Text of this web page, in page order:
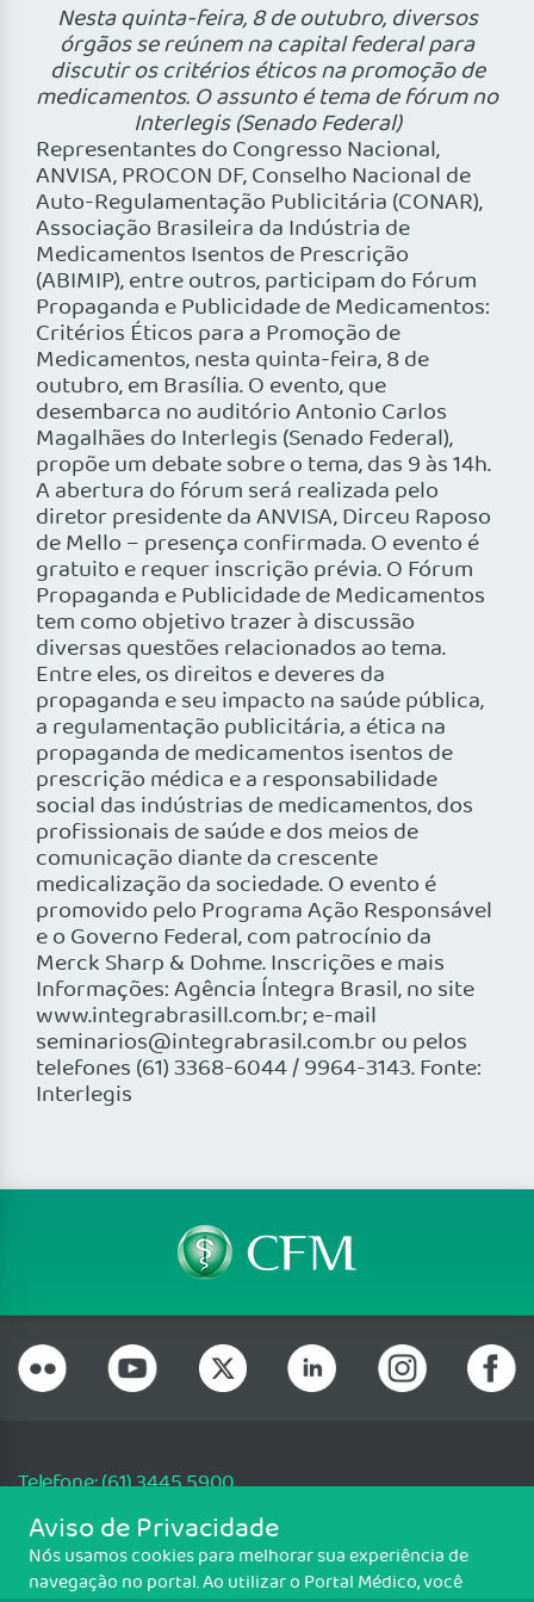
Nesta quinta-feira, 8 de outubro, diversos
órgãos se reúnem na capital federal para
discutir os critérios éticos na promoção de
medicamentos. O assunto é tema de fórum no
Interlegis (Senado Federal)
Representantes do Congresso Nacional,
ANVISA, PROCON DF, Conselho Nacional de
Auto-Regulamentação Publicitária (CONAR),
Associação Brasileira da Indústria de
Medicamentos Isentos de Prescrição
(ABIMIP), entre outros, participam do Fórum
Propaganda e Publicidade de Medicamentos:
Critérios Éticos para a Promoção de
Medicamentos, nesta quinta-feira, 8 de
outubro, em Brasília. O evento, que
desembarca no auditório Antonio Carlos
Magalhães do Interlegis (Senado Federal),
propõe um debate sobre o tema, das 9 às 14h.
A abertura do fórum será realizada pelo
diretor presidente da ANVISA, Dirceu Raposo
de Mello – presença confirmada. O evento é
gratuito e requer inscrição prévia. O Fórum
Propaganda e Publicidade de Medicamentos
tem como objetivo trazer à discussão
diversas questões relacionados ao tema.
Entre eles, os direitos e deveres da
propaganda e seu impacto na saúde pública,
a regulamentação publicitária, a ética na
propaganda de medicamentos isentos de
prescrição médica e a responsabilidade
social das indústrias de medicamentos, dos
profissionais de saúde e dos meios de
comunicação diante da crescente
medicalização da sociedade. O evento é
promovido pelo Programa Ação Responsável
e o Governo Federal, com patrocínio da
Merck Sharp & Dohme. Inscrições e mais
Informações: Agência Íntegra Brasil, no site
www.integrabrasill.com.br; e-mail
seminarios@integrabrasil.com.br ou pelos
telefones (61) 3368-6044 / 9964-3143. Fonte:
Interlegis
Telefone: (61) 3445 5900
Email: cfm@portalmedico.org.br
SGAS 616, Conjunto D, Lote 115, L2 Sul, Brasília/DF - CEP: 70200-760 -
CNPJ: 33.583.550/0001-30
Aviso de Privacidade
Nós usamos cookies para melhorar sua experiência de
navegação no portal. Ao utilizar o Portal Médico, você